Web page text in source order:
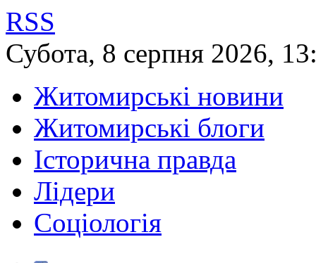
RSS
Субота, 8 серпня 2026,
Житомирські новини
Житомирські блоги
Історична правда
Лідери
Соціологія